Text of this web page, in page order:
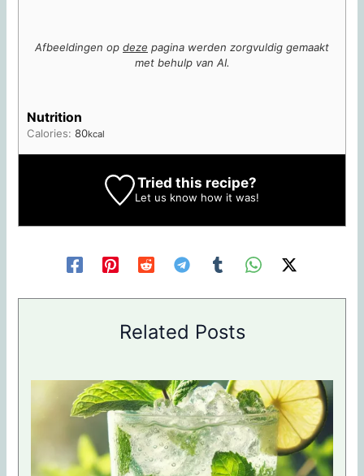
Afbeeldingen op deze pagina werden zorgvuldig gemaakt
met behulp van AI.
Nutrition
Calories:80kcal
Tried this recipe?
Let us know how it was!
Related Posts